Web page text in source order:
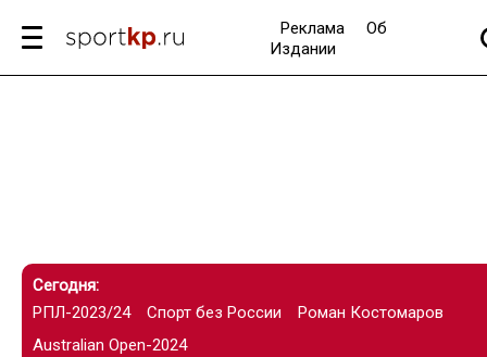
Реклама
Об
Издании
Сегодня:
РПЛ-2023/24
Спорт без России
Роман Костомаров
Australian Open-2024